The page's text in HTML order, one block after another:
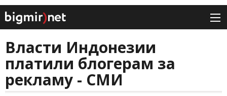
Власти Индонезии
платили блогерам за
рекламу - СМИ